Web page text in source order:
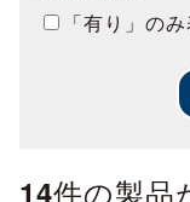
「有り」の
14件の製品